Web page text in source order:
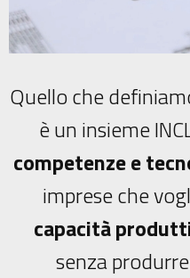
Quello che
è un insieme
competenze e
imprese che
capacità
senza